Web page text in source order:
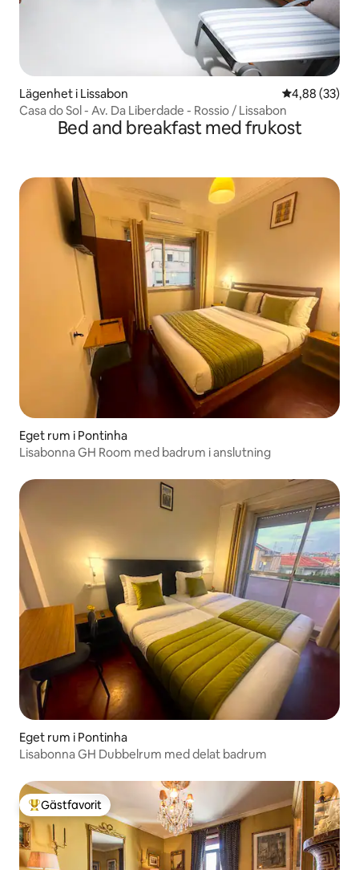
Lägenhet i Lissabon 4,88 av 5 i
4,88 (33)
Casa do Sol - Av. Da Liberdade - Rossio / Lissabon
Bed and breakfast med frukost
Eget rum i Pontinha
Lisabonna GH Room med badrum i anslutning
Eget rum i Pontinha
Lisabonna GH Dubbelrum med delat badrum
Populär gästfavorit
Gästfavorit